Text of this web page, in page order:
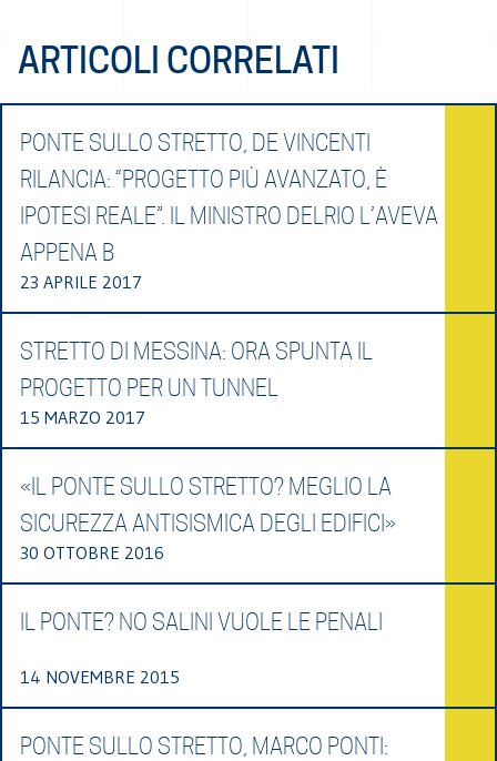
ARTICOLI CORRELATI
PONTE SULLO STRETTO, DE VINCENTI
RILANCIA: “PROGETTO PIÙ AVANZATO, È
IPOTESI REALE”. IL MINISTRO DELRIO L’AVEVA
APPENA B
23 APRILE 2017
STRETTO DI MESSINA: ORA SPUNTA IL
PROGETTO PER UN TUNNEL
15 MARZO 2017
«IL PONTE SULLO STRETTO? MEGLIO LA
SICUREZZA ANTISISMICA DEGLI EDIFICI»
30 OTTOBRE 2016
IL PONTE? NO SALINI VUOLE LE PENALI
14 NOVEMBRE 2015
PONTE SULLO STRETTO, MARCO PONTI: